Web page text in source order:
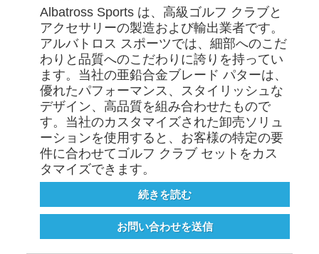
Albatross Sports は、高級ゴルフ クラブと
アクセサリーの製造および輸出業者です。
アルバトロス スポーツでは、細部へのこだ
わりと品質へのこだわりに誇りを持ってい
ます。当社の亜鉛合金ブレード パターは、
優れたパフォーマンス、スタイリッシュな
デザイン、高品質を組み合わせたもので
す。当社のカスタマイズされた卸売ソリュ
ーションを使用すると、お客様の特定の要
件に合わせてゴルフ クラブ セットをカス
タマイズできます。
続きを読む
お問い合わせを送信